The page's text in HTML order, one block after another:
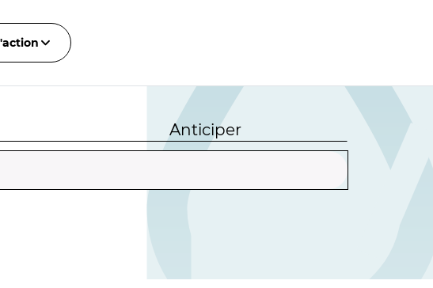
Anticiper